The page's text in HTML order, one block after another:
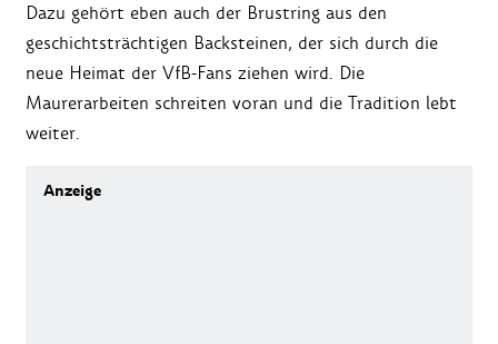
Dazu gehört eben auch der Brustring aus den
geschichtsträchtigen Backsteinen, der sich durch die
neue Heimat der VfB-Fans ziehen wird. Die
Maurerarbeiten schreiten voran und die Tradition lebt
weiter.